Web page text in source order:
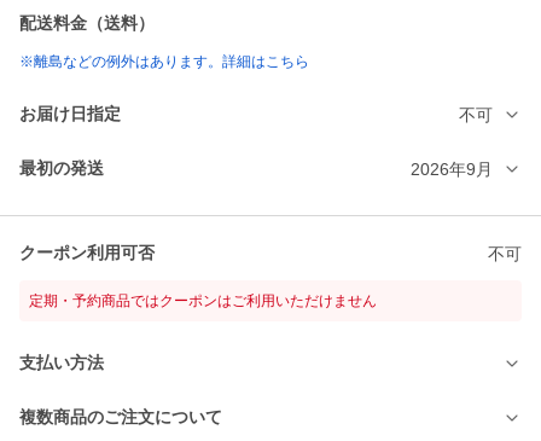
配送料金（送料）
※離島などの例外はあります。詳細はこちら
お届け日指定 不可
最初の発送 2026年9月
クーポン利用可否 不可
定期・予約商品ではクーポンはご利用いただけません
支払い方法
複数商品のご注文について